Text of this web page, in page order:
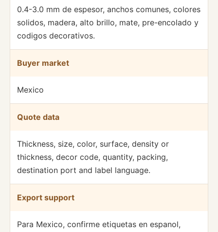
0.4-3.0 mm de espesor, anchos comunes, colores
solidos, madera, alto brillo, mate, pre-encolado y
codigos decorativos.
Buyer market
Mexico
Quote data
Thickness, size, color, surface, density or
thickness, decor code, quantity, packing,
destination port and label language.
Export support
Para Mexico, confirme etiquetas en espanol,